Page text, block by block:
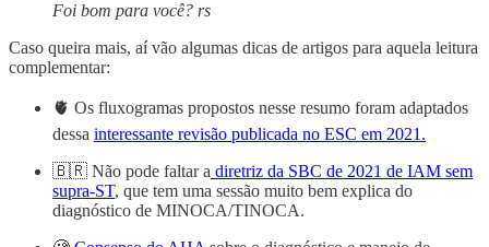
Foi bom para você? rs
Caso queira mais, aí vão algumas dicas de artigos para aquela leitura
complementar:
🫀 Os fluxogramas propostos nesse resumo foram adaptados
dessa interessante revisão publicada no ESC em 2021.
🇧🇷 Não pode faltar a diretriz da SBC de 2021 de IAM sem
supra-ST, que tem uma sessão muito bem explica do
diagnóstico de MINOCA/TINOCA.